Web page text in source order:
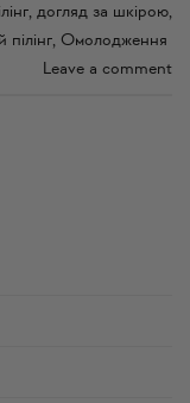
, догляд за шкірою,
пілінг, Омолодження
Leave a comment